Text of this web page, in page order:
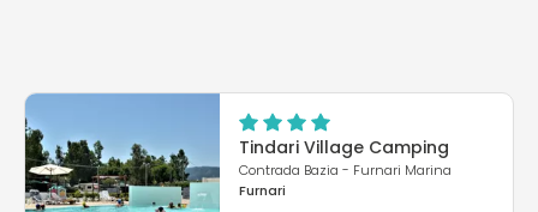
Tindari Village Camping
Contrada Bazia - Furnari Marina
Furnari